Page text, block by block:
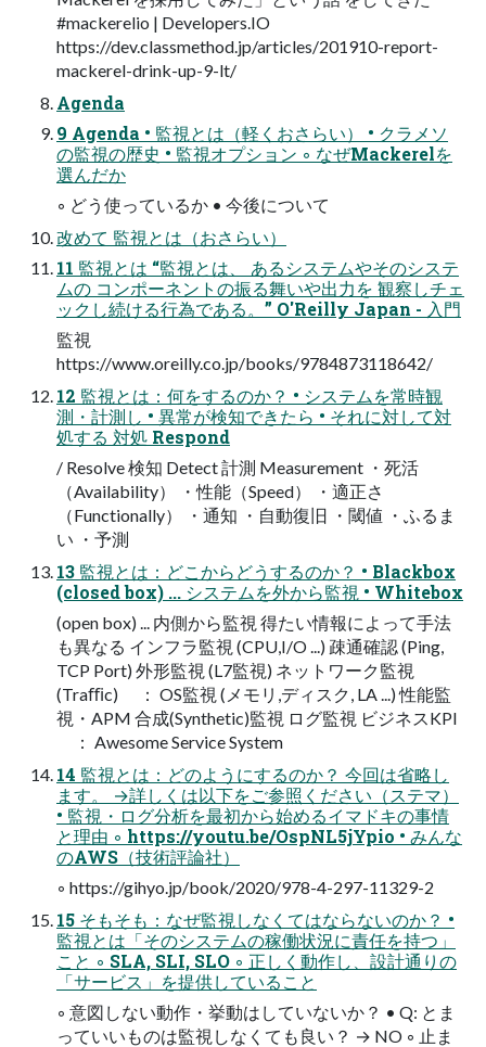
#mackerelio | Developers.IO
https://dev.classmethod.jp/articles/201910-report-
mackerel-drink-up-9-lt/
Agenda
9 Agenda • 監視とは（軽くおさらい） • クラメソ
の監視の歴史 • 監視オプション ◦ なぜMackerelを
選んだか
◦ どう使っているか • 今後について
改めて 監視とは（おさらい）
11 監視とは “監視とは、 あるシステムやそのシステ
ムの コンポーネントの振る舞いや出力を 観察しチェ
ックし続ける行為である。” O'Reilly Japan - 入門
監視
https://www.oreilly.co.jp/books/9784873118642/
12 監視とは：何をするのか？ • システムを常時観
測・計測し • 異常が検知できたら • それに対して対
処する 対処 Respond
/ Resolve 検知 Detect 計測 Measurement ・死活
（Availability） ・性能（Speed） ・適正さ
（Functionally） ・通知 ・自動復旧 ・閾値 ・ふるま
い ・予測
13 監視とは：どこからどうするのか？ • Blackbox
(closed box) ... システムを外から監視 • Whitebox
(open box) ... 内側から監視 得たい情報によって手法
も異なる インフラ監視 (CPU,I/O ...) 疎通確認 (Ping,
TCP Port) 外形監視 (L7監視) ネットワーク監視
(Traﬃc) ： OS監視 (メモリ,ディスク, LA ...) 性能監
視・APM 合成(Synthetic)監視 ログ監視 ビジネスKPI
： Awesome Service System
14 監視とは：どのようにするのか？ 今回は省略し
ます。 →詳しくは以下をご参照ください（ステマ）
• 監視・ログ分析を最初から始めるイマドキの事情
と理由 ◦ https://youtu.be/OspNL5jYpio • みんな
のAWS（技術評論社）
◦ https://gihyo.jp/book/2020/978-4-297-11329-2
15 そもそも：なぜ監視しなくてはならないのか？ •
監視とは「そのシステムの稼働状況に責任を持つ」
こと ◦ SLA, SLI, SLO ◦ 正しく動作し、設計通りの
「サービス」を提供していること
◦ 意図しない動作・挙動はしていないか？ • Q: とま
っていいものは監視しなくても良い？ → NO ◦ 止ま